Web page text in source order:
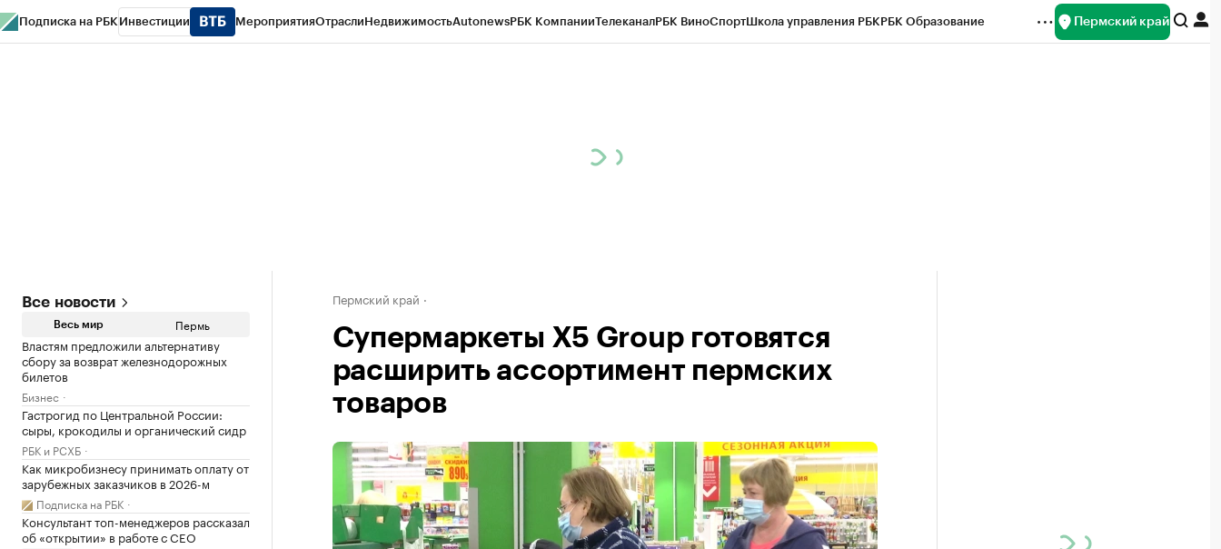
Подписка на РБК Инвестиции МероприятияОтраслиНедвижимостьAutonewsРБК КомпанииТелеканалРБК ВиноСпортШкола управления РБКРБК Образование Пермский край
Все новости
Весь мир Пермь
Властям предложили альтернативу
сбору за возврат железнодорожных
билетов
Бизнес
Гастрогид по Центральной России:
сыры, крокодилы и органический сидр
РБК и РСХБ
Как микробизнесу принимать оплату от
зарубежных заказчиков в 2026-м
Подписка на РБК
Консультант топ-менеджеров рассказал
об «открытии» в работе с CEO
Пермский край
Супермаркеты X5 Group готовятся
расширить ассортимент пермских
товаров